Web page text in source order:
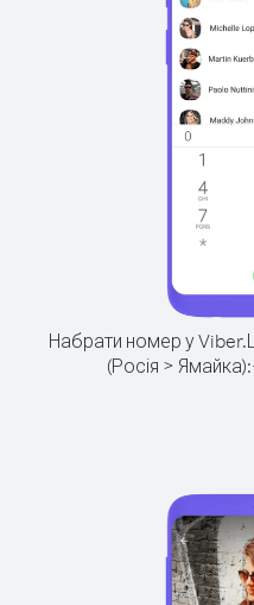
Набрати номер у Viber.
(Росія > Ямайка):